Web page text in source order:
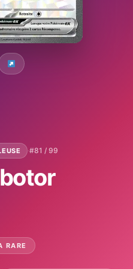
·#81 / 99
RARE